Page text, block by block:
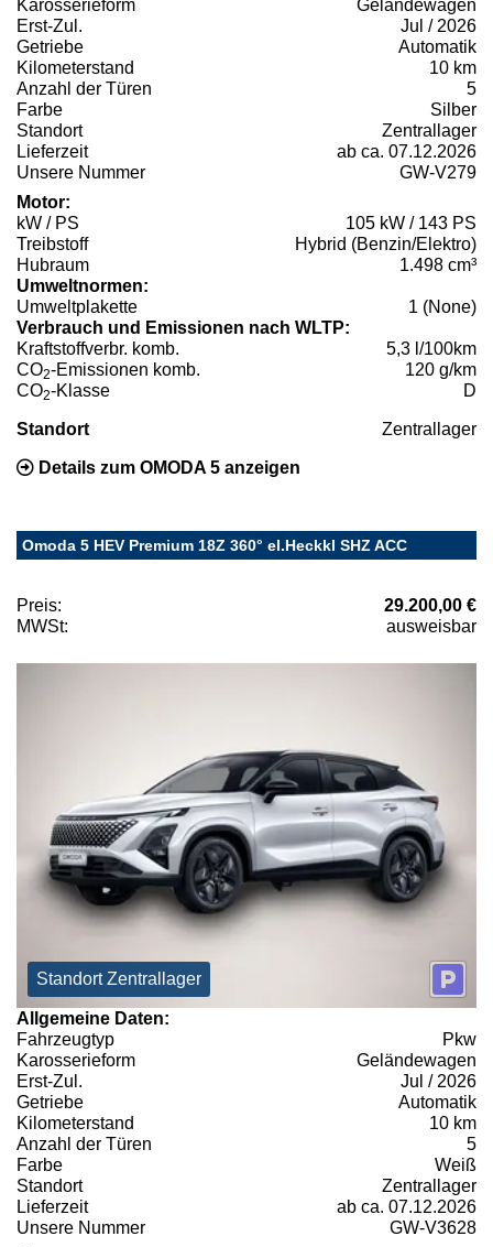
Karosserieform
Geländewagen
Erst-Zul.
Jul / 2026
Getriebe
Automatik
Kilometerstand
10 km
Anzahl der Türen
5
Farbe
Silber
Standort
Zentrallager
Lieferzeit
ab ca. 07.12.2026
Unsere Nummer
GW-V279
Motor:
kW / PS
105 kW / 143 PS
Treibstoff
Hybrid (Benzin/Elektro)
Hubraum
1.498 cm³
Umweltnormen:
Umweltplakette
1 (None)
Verbrauch und Emissionen nach WLTP:
Kraftstoffverbr. komb.
5,3 l/100km
CO2-Emissionen komb.
120 g/km
CO2-Klasse D
Standort Zentrallager
Details zum OMODA 5 anzeigen
Omoda 5 HEV Premium 18Z 360° el.Heckkl SHZ ACC
Preis:
29.200,00 €
MWSt:
ausweisbar
Standort Zentrallager
Allgemeine Daten:
Fahrzeugtyp
Pkw
Karosserieform
Geländewagen
Erst-Zul.
Jul / 2026
Getriebe
Automatik
Kilometerstand
10 km
Anzahl der Türen
5
Farbe
Weiß
Standort
Zentrallager
Lieferzeit
ab ca. 07.12.2026
Unsere Nummer
GW-V3628